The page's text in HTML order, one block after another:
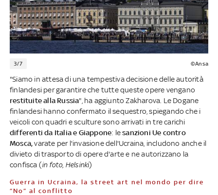
3/7 ©Ansa
"Siamo in attesa di una tempestiva decisione delle autorità
finlandesi per garantire che tutte queste opere vengano
restituite alla Russia", ha aggiunto Zakharova. Le Dogane
finlandesi hanno confermato il sequestro, spiegando che i
veicoli con quadri e sculture sono arrivati in tre carichi
differenti da Italia e Giappone: lesanzioni Ue contro
Mosca,varate per l'invasione dell'Ucraina, includono anche il
divieto di trasporto di opere d'arte e ne autorizzano la
confisca (in foto, Helsinki)
Guerra in Ucraina, la street art nel mondo per dire
“No” al conflitto